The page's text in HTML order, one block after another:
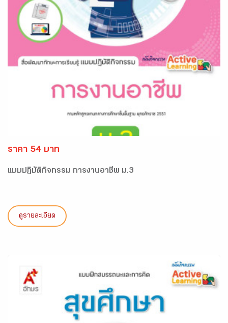
ราคา 54 บาท
แบบปฏิบัติกิจกรรม การงานอาชีพ ม.3
ดูรายละเอียด